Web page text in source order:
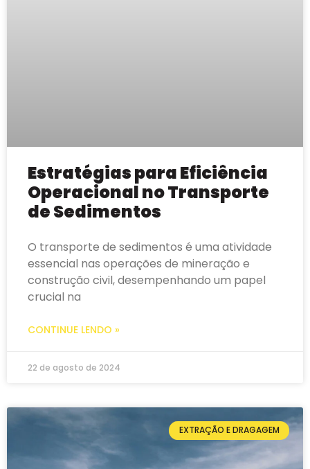
Estratégias para Eficiência
Operacional no Transporte
de Sedimentos
O transporte de sedimentos é uma atividade
essencial nas operações de mineração e
construção civil, desempenhando um papel
crucial na
CONTINUE LENDO »
22 de agosto de 2024
EXTRAÇÃO E DRAGAGEM